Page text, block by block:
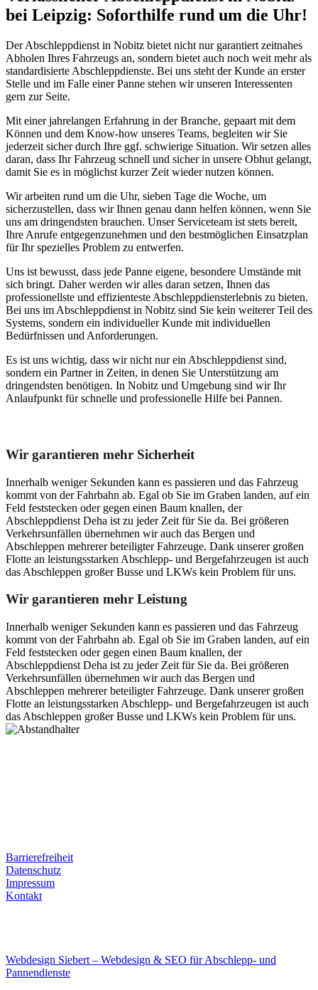
bei Leipzig: Soforthilfe rund um die Uhr!
Der Abschleppdienst in Nobitz bietet nicht nur garantiert zeitnahes
Abholen Ihres Fahrzeugs an, sondern bietet auch noch weit mehr als
standardisierte Abschleppdienste. Bei uns steht der Kunde an erster
Stelle und im Falle einer Panne stehen wir unseren Interessenten
gern zur Seite.
Mit einer jahrelangen Erfahrung in der Branche, gepaart mit dem
Können und dem Know-how unseres Teams, begleiten wir Sie
jederzeit sicher durch Ihre ggf. schwierige Situation. Wir setzen alles
daran, dass Ihr Fahrzeug schnell und sicher in unsere Obhut gelangt,
damit Sie es in möglichst kurzer Zeit wieder nutzen können.
Wir arbeiten rund um die Uhr, sieben Tage die Woche, um
sicherzustellen, dass wir Ihnen genau dann helfen können, wenn Sie
uns am dringendsten brauchen. Unser Serviceteam ist stets bereit,
Ihre Anrufe entgegenzunehmen und den bestmöglichen Einsatzplan
für Ihr spezielles Problem zu entwerfen.
Uns ist bewusst, dass jede Panne eigene, besondere Umstände mit
sich bringt. Daher werden wir alles daran setzen, Ihnen das
professionellste und effizienteste Abschleppdiensterlebnis zu bieten.
Bei uns im Abschleppdienst in Nobitz sind Sie kein weiterer Teil des
Systems, sondern ein individueller Kunde mit individuellen
Bedürfnissen und Anforderungen.
Es ist uns wichtig, dass wir nicht nur ein Abschleppdienst sind,
sondern ein Partner in Zeiten, in denen Sie Unterstützung am
dringendsten benötigen. In Nobitz und Umgebung sind wir Ihr
Anlaufpunkt für schnelle und professionelle Hilfe bei Pannen.
Wir garantieren mehr Sicherheit
Innerhalb weniger Sekunden kann es passieren und das Fahrzeug
kommt von der Fahrbahn ab. Egal ob Sie im Graben landen, auf ein
Feld feststecken oder gegen einen Baum knallen, der
Abschleppdienst Deha ist zu jeder Zeit für Sie da. Bei größeren
Verkehrsunfällen übernehmen wir auch das Bergen und
Abschleppen mehrerer beteiligter Fahrzeuge. Dank unserer großen
Flotte an leistungsstarken Abschlepp- und Bergefahrzeugen ist auch
das Abschleppen großer Busse und LKWs kein Problem für uns.
Wir garantieren mehr Leistung
Innerhalb weniger Sekunden kann es passieren und das Fahrzeug
kommt von der Fahrbahn ab. Egal ob Sie im Graben landen, auf ein
Feld feststecken oder gegen einen Baum knallen, der
Abschleppdienst Deha ist zu jeder Zeit für Sie da. Bei größeren
Verkehrsunfällen übernehmen wir auch das Bergen und
Abschleppen mehrerer beteiligter Fahrzeuge. Dank unserer großen
Flotte an leistungsstarken Abschlepp- und Bergefahrzeugen ist auch
das Abschleppen großer Busse und LKWs kein Problem für uns.
Barrierefreiheit
Datenschutz
Impressum
Kontakt
Webdesign Siebert – Webdesign & SEO für Abschlepp- und
Pannendienste